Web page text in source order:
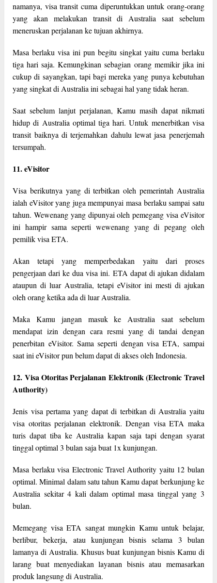
namanya, visa transit cuma diperuntukkan untuk orang-orang
yang akan melakukan transit di Australia saat sebelum
meneruskan perjalanan ke tujuan akhirnya.
Masa berlaku visa ini pun begitu singkat yaitu cuma berlaku
tiga hari saja. Kemungkinan sebagian orang memikir jika ini
cukup di sayangkan, tapi bagi mereka yang punya kebutuhan
yang singkat di Australia ini sebagai hal yang tidak heran.
Saat sebelum lanjut perjalanan, Kamu masih dapat nikmati
hidup di Australia optimal tiga hari. Untuk menerbitkan visa
transit baiknya di terjemahkan dahulu lewat jasa penerjemah
tersumpah.
11. eVisitor
Visa berikutnya yang di terbitkan oleh pemerintah Australia
ialah eVisitor yang juga mempunyai masa berlaku sampai satu
tahun. Wewenang yang dipunyai oleh pemegang visa eVisitor
ini hampir sama seperti wewenang yang di pegang oleh
pemilik visa ETA.
Akan tetapi yang memperbedakan yaitu dari proses
pengerjaan dari ke dua visa ini. ETA dapat di ajukan didalam
ataupun di luar Australia, tetapi eVisitor ini mesti di ajukan
oleh orang ketika ada di luar Australia.
Maka Kamu jangan masuk ke Australia saat sebelum
mendapat izin dengan cara resmi yang di tandai dengan
penerbitan eVisitor. Sama seperti dengan visa ETA, sampai
saat ini eVisitor pun belum dapat di akses oleh Indonesia.
12. Visa Otoritas Perjalanan Elektronik (Electronic Travel
Authority)
Jenis visa pertama yang dapat di terbitkan di Australia yaitu
visa otoritas perjalanan elektronik. Dengan visa ETA maka
turis dapat tiba ke Australia kapan saja tapi dengan syarat
tinggal optimal 3 bulan saja buat 1x kunjungan.
Masa berlaku visa Electronic Travel Authority yaitu 12 bulan
optimal. Minimal dalam satu tahun Kamu dapat berkunjung ke
Australia sekitar 4 kali dalam optimal masa tinggal yang 3
bulan.
Memegang visa ETA sangat mungkin Kamu untuk belajar,
berlibur, bekerja, atau kunjungan bisnis selama 3 bulan
lamanya di Australia. Khusus buat kunjungan bisnis Kamu di
larang buat menyediakan layanan bisnis atau memasarkan
produk langsung di Australia.